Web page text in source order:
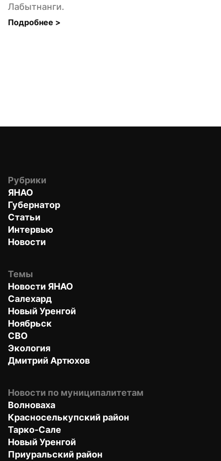
Лабытнанги.
Подробнее >
Рубрики
ЯНАО
Губернатор
Статьи
Интервью
Новости
Темы
Новости ЯНАО
Салехард
Новый Уренгой
Ноябрьск
СВО
Экология
Дмитрий Артюхов
Новости по муниципалитетам
Волноваха
Красноселькупский район
Тарко-Сале
Новый Уренгой
Приуральский район